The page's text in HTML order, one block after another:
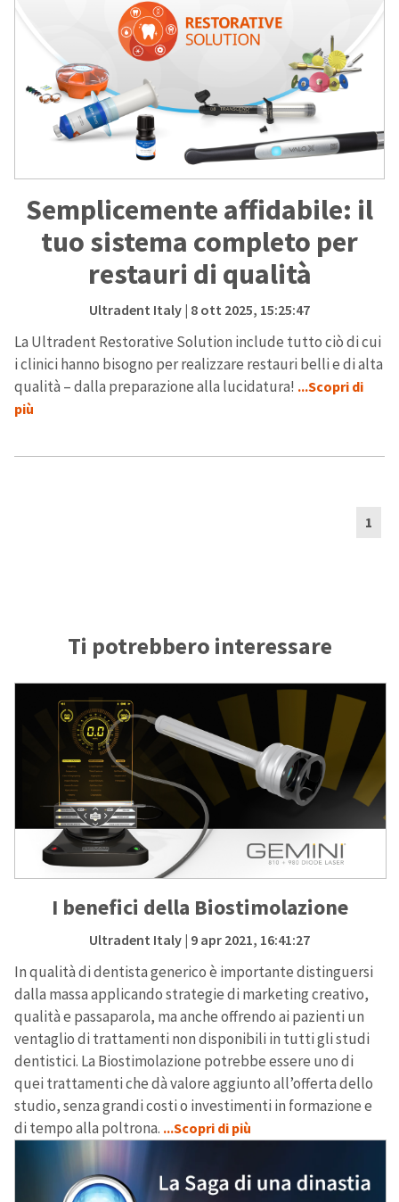
Semplicemente affidabile: il
tuo sistema completo per
restauri di qualità
Ultradent Italy| 8 ott 2025, 15:25:47
La Ultradent Restorative Solution include tutto ciò di cui
i clinici hanno bisogno per realizzare restauri belli e di alta
qualità – dalla preparazione alla lucidatura! ...Scopri di
più
1
Ti potrebbero interessare
I benefici della Biostimolazione
Ultradent Italy| 9 apr 2021, 16:41:27
In qualità di dentista generico è importante distinguersi
dalla massa applicando strategie di marketing creativo,
qualità e passaparola, ma anche offrendo ai pazienti un
ventaglio di trattamenti non disponibili in tutti gli studi
dentistici. La Biostimolazione potrebbe essere uno di
quei trattamenti che dà valore aggiunto all’offerta dello
studio, senza grandi costi o investimenti in formazione e
di tempo alla poltrona. ...Scopri di più